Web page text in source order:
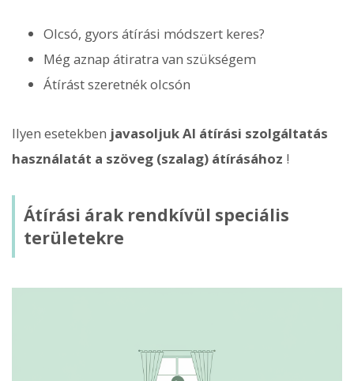
Olcsó, gyors átírási módszert keres?
Még aznap átiratra van szükségem
Átírást szeretnék olcsón
Ilyen esetekben javasoljuk AI átírási szolgáltatás
használatát a szöveg (szalag) átírásához !
Átírási árak rendkívül speciális
területekre